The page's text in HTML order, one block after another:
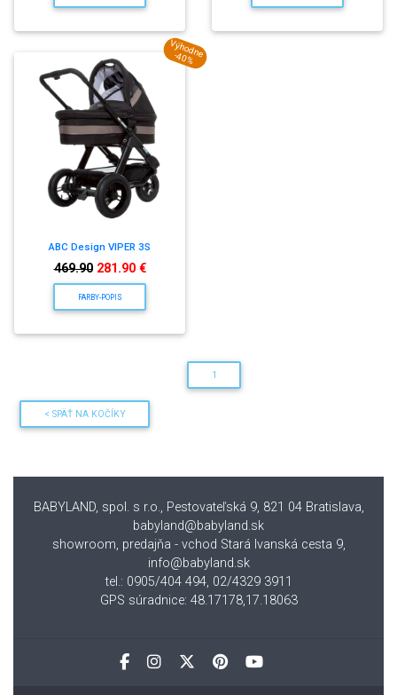
ABC Design VIPER 3S
469.90 281.90 €
FARBY-POPIS
Výhodne
-40%
1
< SPÄŤ NA KOČÍKY
BABYLAND, spol. s r.o., Pestovateľská 9, 821 04 Bratislava,
babyland@babyland.sk
showroom, predajňa - vchod Stará Ivanská cesta 9,
info@babyland.sk
tel.: 0905/404 494, 02/4329 3911
GPS súradnice: 48.17178,17.18063